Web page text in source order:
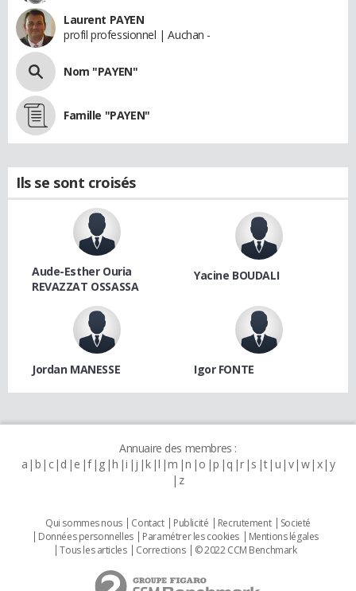
Laurent PAYEN
profil professionnel | Auchan -
Nom "PAYEN"
Famille "PAYEN"
Ils se sont croisés
Aude-Esther Ouria
REVAZZAT OSSASSA
Yacine BOUDALI
Jordan MANESSE Igor FONTE
Annuaire des membres :
a b c d e f g h i j k l m n o p q r s t u v w x y
z
Qui sommes nous Contact Publicité Recrutement
Societé
Données personnelles
Paramétrer les cookies
Mentions légales
Tous les articles
Corrections © 2022 CCM Benchmark